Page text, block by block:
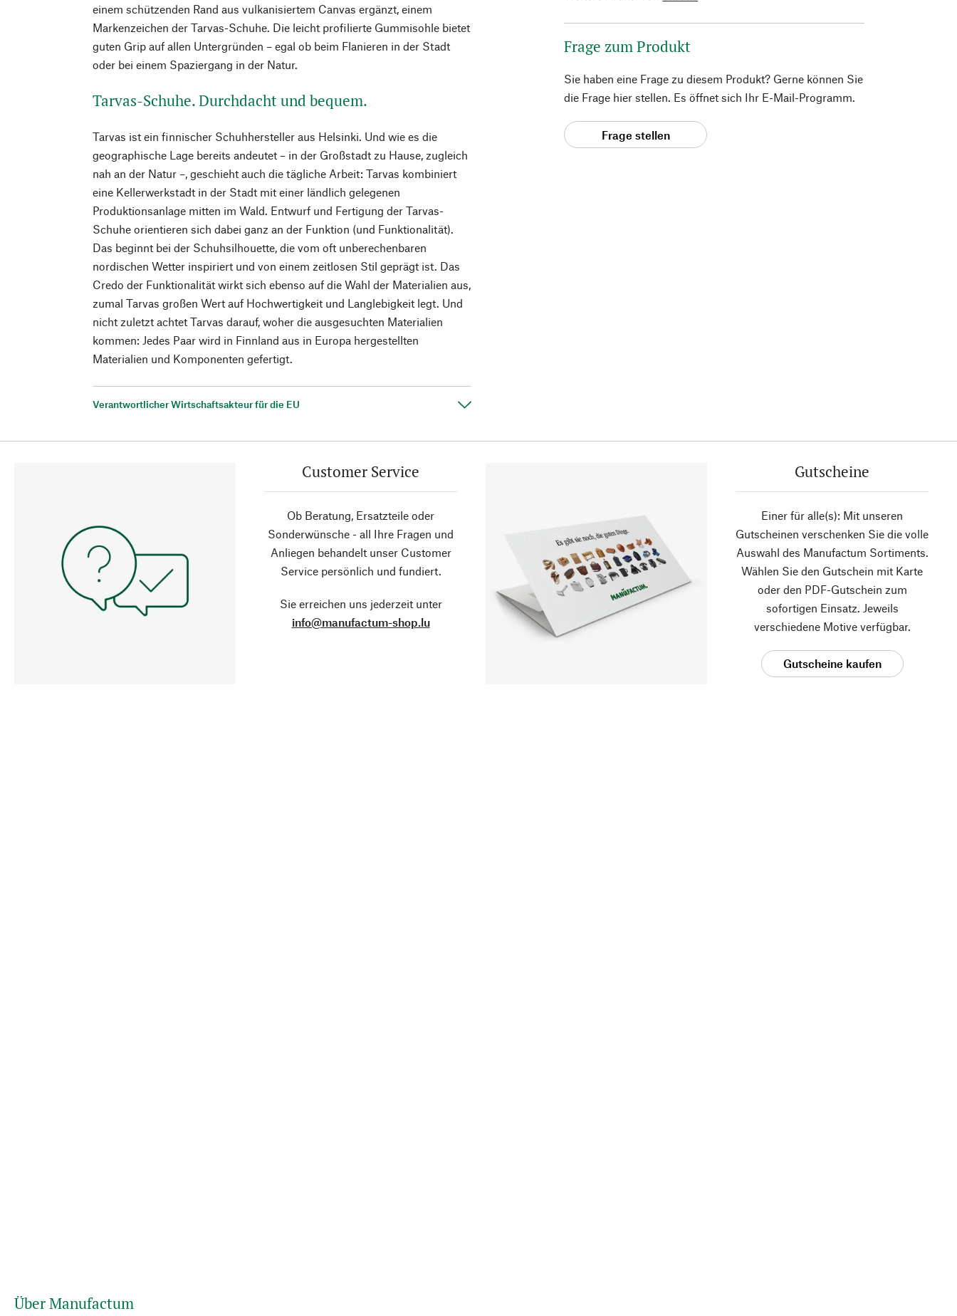
einem schützenden Rand aus vulkanisiertem Canvas ergänzt, einem
Markenzeichen der Tarvas-Schuhe. Die leicht profilierte Gummisohle bietet
guten Grip auf allen Untergründen – egal ob beim Flanieren in der Stadt
oder bei einem Spaziergang in der Natur.
Tarvas-Schuhe. Durchdacht und bequem.
Tarvas ist ein finnischer Schuhhersteller aus Helsinki. Und wie es die
geographische Lage bereits andeutet – in der Großstadt zu Hause, zugleich
nah an der Natur –, geschieht auch die tägliche Arbeit: Tarvas kombiniert
eine Kellerwerkstadt in der Stadt mit einer ländlich gelegenen
Produktionsanlage mitten im Wald. Entwurf und Fertigung der Tarvas-
Schuhe orientieren sich dabei ganz an der Funktion (und Funktionalität).
Das beginnt bei der Schuhsilhouette, die vom oft unberechenbaren
nordischen Wetter inspiriert und von einem zeitlosen Stil geprägt ist. Das
Credo der Funktionalität wirkt sich ebenso auf die Wahl der Materialien aus,
zumal Tarvas großen Wert auf Hochwertigkeit und Langlebigkeit legt. Und
nicht zuletzt achtet Tarvas darauf, woher die ausgesuchten Materialien
kommen: Jedes Paar wird in Finnland aus in Europa hergestellten
Materialien und Komponenten gefertigt.
Verantwortlicher Wirtschaftsakteur für die EU
Frage zum Produkt
Sie haben eine Frage zu diesem Produkt? Gerne können Sie
die Frage hier stellen. Es öffnet sich Ihr E-Mail-Programm.
Frage stellen
Customer Service
Ob Beratung, Ersatzteile oder
Sonderwünsche - all Ihre Fragen und
Anliegen behandelt unser Customer
Service persönlich und fundiert.
Sie erreichen uns jederzeit unter
info@manufactum-shop.lu
Gutscheine
Einer für alle(s): Mit unseren
Gutscheinen verschenken Sie die volle
Auswahl des Manufactum Sortiments.
Wählen Sie den Gutschein mit Karte
oder den PDF-Gutschein zum
sofortigen Einsatz. Jeweils
verschiedene Motive verfügbar.
Gutscheine kaufen
Über Manufactum